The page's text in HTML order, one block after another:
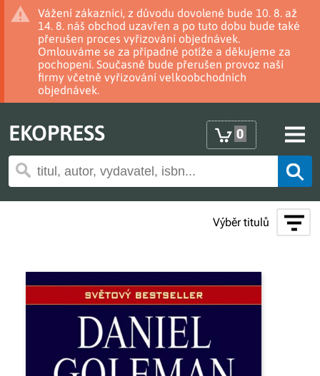
Vážení zákazníci, z důvodu dovolené bude 10. 8. až
14. 8. náš obchod uzavřen a po tuto dobu bude také
přerušen proces vyřizování objednávek.
Omlouváme se za případné potíže a děkujeme za
pochopení. Současně bude přerušen provoz naší
firmy včetně vyřizování velkoobchodních
objednávek.
EKOPRESS 0
Výběr titulů